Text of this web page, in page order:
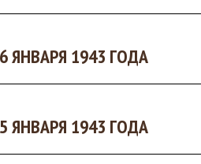
ЯНВАРЯ 1943 ГОДА
ЯНВАРЯ 1943 ГОДА